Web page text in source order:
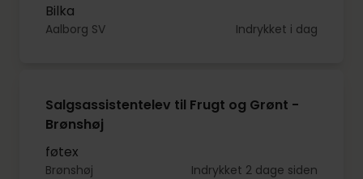
Bilka
Aalborg SV Indrykket i dag
Salgsassistentelev til Frugt og Grønt -
Brønshøj
føtex
Brønshøj Indrykket 2 dage siden